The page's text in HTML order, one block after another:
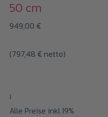
50 cm
949,00 €
(797,48 € netto)
i
Alle Preise inkl.19%